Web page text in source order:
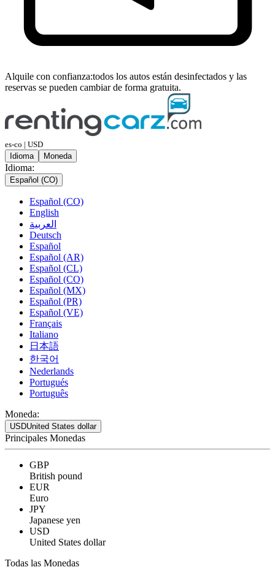
Alquile con confianza:todos los autos están desinfectados y las
reservas se pueden cambiar de forma gratuita.
es-co | USD
Idioma
Moneda
Idioma:
Español (CO)
Español (CO)
English
العربية
Deutsch
Español
Español (AR)
Español (CL)
Español (CO)
Español (MX)
Español (PR)
Español (VE)
Français
Italiano
日本語
한국어
Nederlands
Portugués
Português
Moneda:
USDUnited States dollar
Principales Monedas
GBP
British pound
EUR
Euro
JPY
Japanese yen
USD
United States dollar
Todas las Monedas